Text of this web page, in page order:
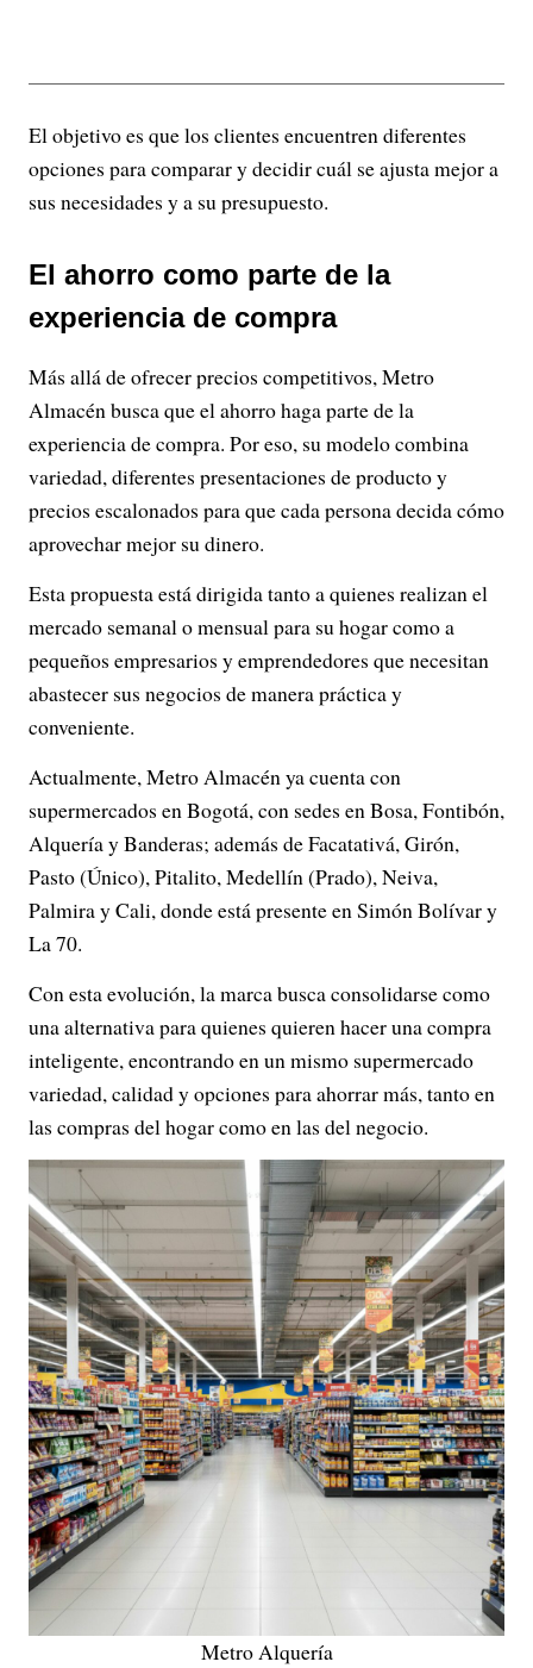
El objetivo es que los clientes encuentren diferentes
opciones para comparar y decidir cuál se ajusta mejor a
sus necesidades y a su presupuesto.
El ahorro como parte de la
experiencia de compra
Más allá de ofrecer precios competitivos, Metro
Almacén busca que el ahorro haga parte de la
experiencia de compra. Por eso, su modelo combina
variedad, diferentes presentaciones de producto y
precios escalonados para que cada persona decida cómo
aprovechar mejor su dinero.
Esta propuesta está dirigida tanto a quienes realizan el
mercado semanal o mensual para su hogar como a
pequeños empresarios y emprendedores que necesitan
abastecer sus negocios de manera práctica y
conveniente.
Actualmente, Metro Almacén ya cuenta con
supermercados en Bogotá, con sedes en Bosa, Fontibón,
Alquería y Banderas; además de Facatativá, Girón,
Pasto (Único), Pitalito, Medellín (Prado), Neiva,
Palmira y Cali, donde está presente en Simón Bolívar y
La 70.
Con esta evolución, la marca busca consolidarse como
una alternativa para quienes quieren hacer una compra
inteligente, encontrando en un mismo supermercado
variedad, calidad y opciones para ahorrar más, tanto en
las compras del hogar como en las del negocio.
Metro Alquería